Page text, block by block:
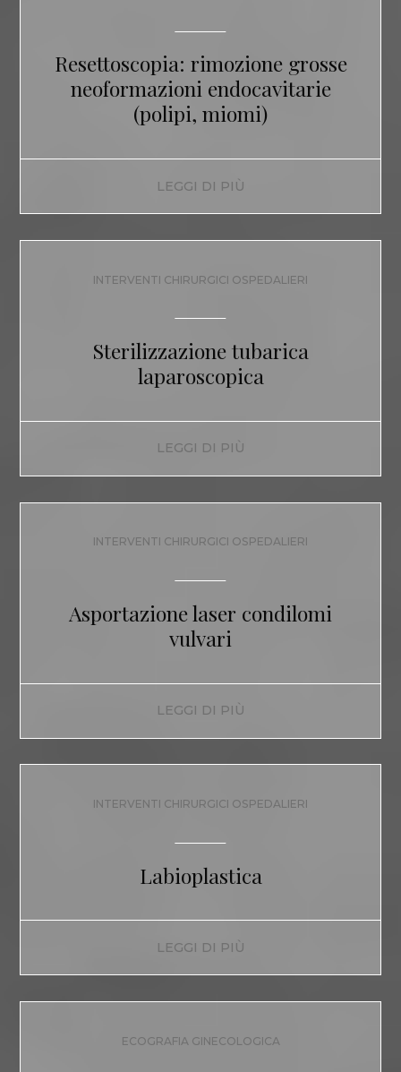
Resettoscopia: rimozione grosse
neoformazioni endocavitarie
(polipi, miomi)
LEGGI DI PIÙ
INTERVENTI CHIRURGICI OSPEDALIERI
Sterilizzazione tubarica
laparoscopica
LEGGI DI PIÙ
INTERVENTI CHIRURGICI OSPEDALIERI
Asportazione laser condilomi
vulvari
LEGGI DI PIÙ
INTERVENTI CHIRURGICI OSPEDALIERI
Labioplastica
LEGGI DI PIÙ
ECOGRAFIA GINECOLOGICA